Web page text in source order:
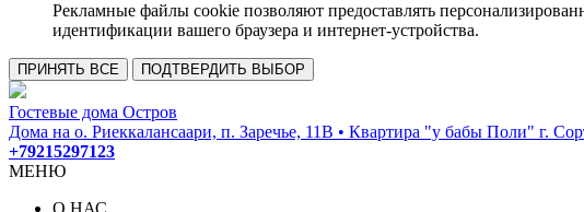
Рекламные файлы cookie позволяют предоставлять
идентификации вашего браузера и интернет-устройства.
ПРИНЯТЬ ВСЕ ПОДТВЕРДИТЬ ВЫБОР
Гостевые дома Остров
Дома на о. Риеккалансаари, п. Заречье, 11В • Квартира "у бабы Поли" г.
+79215297123
МЕНЮ
О НАС